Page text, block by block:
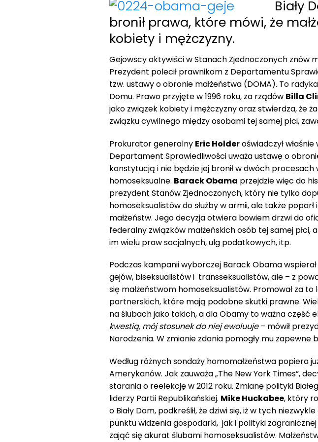
Biały
bronił prawa, które mówi, że
kobiety i mężczyzny.
Gejowscy aktywiści w Stanach Zjednoczonych znów
Prezydent polecił prawnikom z Departamentu
tzw. ustawy o obronie małżeństwa (DOMA). To
Domu. Prawo przyjęte w 1996 roku, za rządów Billa
jako związek kobiety i mężczyzny oraz stwierdza, że
związku cywilnego między osobami tej samej płci,
Prokurator generalny Eric Holderoświadczył
Departament Sprawiedliwości uważa ustawę o
konstytucją i nie będzie jej bronił w dwóch
homoseksualne. Barack Obama przejdzie więc do
prezydent Stanów Zjednoczonych, który nie tylko
homoseksualistów do służby w armii, ale także
małżeństw. Jego decyzja otwiera bowiem drzwi do
federalny związków małżeńskich osób tej samej płci,
im wielu praw socjalnych, ulg podatkowych, itp.
Podczas kampanii wyborczej Barack Obama
gejów, biseksualistów i transseksualistów, ale – z
się małżeństwom homoseksualistów. Promował za
partnerskich, które mają podobne skutki prawne.
na ślubach jako takich, a dla Obamy to ważna część
kwestią, mój stosunek do niej ewoluuje– mówił
Narodzenia. W zmianie zdania pomogły mu zapewne
Według różnych sondaży homomałżeństwa popiera
Amerykanów. Jak zauważa „The New York Times”,
starania o reelekcję w 2012 roku. Zmianę polityki
liderzy Partii Republikańskiej. Mike Huckabee, który
o Biały Dom, podkreślił, że dziwi się, iż w tych
punktu widzenia gospodarki, jak i polityki
zająć się akurat ślubami homoseksualistów.